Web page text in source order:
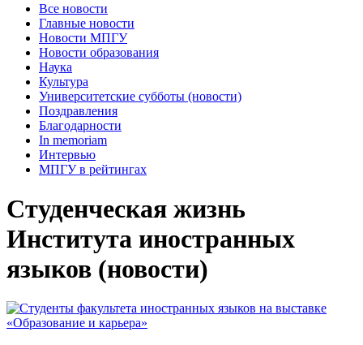
Все новости
Главные новости
Новости МПГУ
Новости образования
Наука
Культура
Университетские субботы (новости)
Поздравления
Благодарности
In memoriam
Интервью
МПГУ в рейтингах
Студенческая жизнь
Института иностранных
языков (новости)